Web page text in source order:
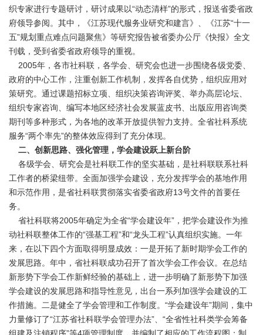
织专家进行专题研讨，研讨成果以“动态清样”的形式，报送省委省政
府领导参阅。其中，《江苏现代服务业研究和建言》、《江苏“十一
五”规划重点难点问题聚焦》等研究报告被省委办公厅《快报》全文
刊载，受到省委省政府领导的重视。
2005年，各市社科联，各学会、研究会也进一步围绕各级党委、
政府的中心工作，注重创新工作机制，发挥各自优势，组织应用对
策研究。通过课题招标立项、组织决策咨询评奖、举办高层论坛、
组织专家咨询、编写本地区经济社会发展蓝皮书、出版应用咨询类
期刊等多种形式，为各地的改革开放提供智力支持。全省社科系统
服务“两个率先”的整体效应得到了充分体现。
二、创新思路、强化管理，学会建设跃上新台阶
各级学会、研究会是社科联工作的坚实基础，是社科联联系社科
工作者的桥梁纽带。全面加强学会建设，充分发挥学会的基地作用
和示范作用，是省社科联贯彻落实省委省政府13号文件的首要任
务。
省社科联将2005年确定为全省“学会建设年”，把学会建设作为推
动社科联整体工作的“强基工程”和“龙头工程”认真组织实施。一年
来，在以下四个方面取得明显成效：一是开拓了新时期学会工作的
发展思路。年中，省社科联成功召开了首次学会工作会议。在总结
新形势下学会工作新鲜经验的基础上，进一步明确了新形势下加强
学会建设的发展思路和指导性意见，出台一系列加强学会建设的工
作措施。二是健全了学会管理和工作制度。“学会建设年”期间，集中
力量修订了“江苏省社科联学会管理办法”、“全省性社科类学会筹备